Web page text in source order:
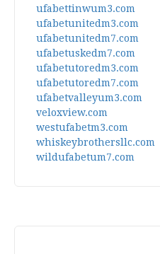
ufabettinwum3.com
ufabetunitedm3.com
ufabetunitedm7.com
ufabetuskedm7.com
ufabetutoredm3.com
ufabetutoredm7.com
ufabetvalleyum3.com
veloxview.com
westufabetm3.com
whiskeybrothersllc.com
wildufabetum7.com